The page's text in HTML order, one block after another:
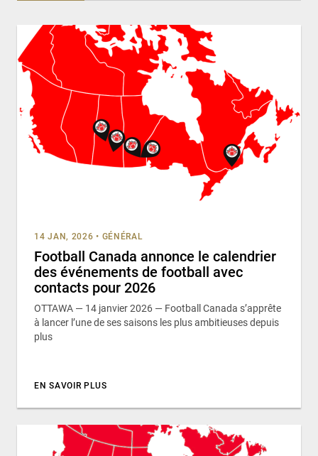
14 JAN, 2026 • GÉNÉRAL
Football Canada annonce le calendrier
des événements de football avec
contacts pour 2026
OTTAWA — 14 janvier 2026 — Football Canada s’apprête
à lancer l’une de ses saisons les plus ambitieuses depuis
plus
EN SAVOIR PLUS